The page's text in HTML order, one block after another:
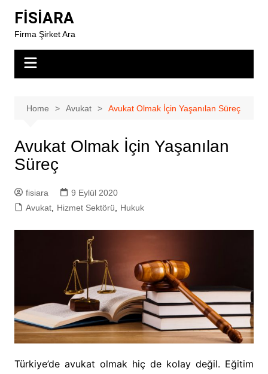
content
FİSİARA
Firma Şirket Ara
Home Avukat Avukat Olmak İçin Yaşanılan Süreç
Avukat Olmak İçin Yaşanılan
Süreç
fisiara
9 Eylül 2020
Avukat, Hizmet Sektörü Hukuk
Türkiye’de avukat olmak hiç de kolay değil. Eğitim